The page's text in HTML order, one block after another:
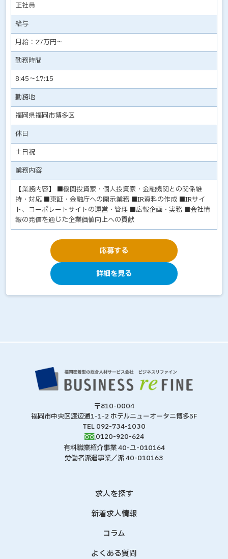
正社員
給与
月給：27万円～
勤務時間
8:45～17:15
勤務地
福岡県福岡市博多区
休日
土日祝
業務内容
【業務内容】 ■機関投資家・個人投資家・金融機関との関係維
持・対応 ■東証・金融庁への開示業務 ■IR資料の作成 ■IRサイ
ト、コーポレートサイトの運営・管理 ■広報企画・実務 ■会社情
報の発信を通じた企業価値向上への貢献
応募する
詳細を見る
〒810-0004
福岡市中央区渡辺通1-1-2 ホテルニューオータニ博多5F
TEL 092-734-1030
0120-920-624
有料職業紹介事業 40-ユ-010164
労働者派遣事業／派 40-010163
求人を探す
新着求人情報
コラム
よくある質問